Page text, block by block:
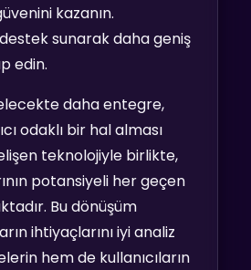
kazanın.
sunarak daha geniş
edin.
daha entegre,
odaklı bir hal alması
teknolojiyle birlikte,
potansiyeli her geçen
Bu dönüşüm
ihtiyaçlarını iyi analiz
hem de kullanıcıların